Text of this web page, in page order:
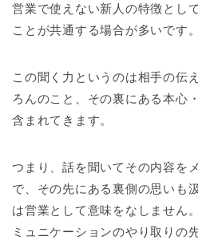
営業で使えない新人の特徴とし
ことが共通する場合が多いです。
この聞く力というのは相手の伝
ろんのこと、その裏にある本心
含まれてきます。
つまり、話を聞いてその内容を
で、その先にある裏側の思いも
は営業として意味をなしません
ミュニケーションのやり取りの